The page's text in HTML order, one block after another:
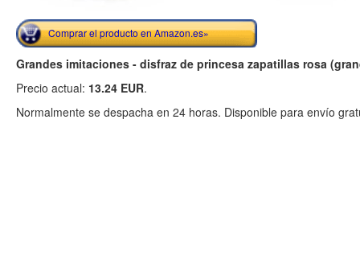
Comprar el producto en Amazon.es»
Grandes imitaciones - disfraz de princesa zapatillas rosa
Precio actual: 13.24 EUR.
Normalmente se despacha en 24 horas. Disponible para envío